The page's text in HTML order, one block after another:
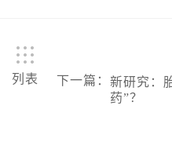
列表 下一篇 ： 新研究：
药”？